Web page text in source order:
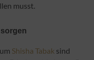
musst.
Shisha Tabak sind